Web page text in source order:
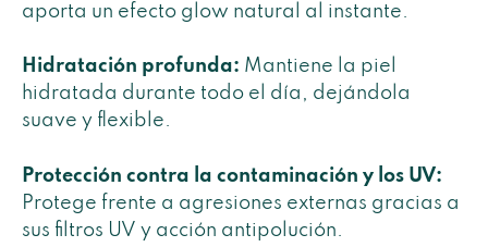
aporta un efecto glow natural al instante.
Hidratación profunda: Mantiene la piel
hidratada durante todo el día, dejándola
suave y flexible.
Protección contra la contaminación y los UV:
Protege frente a agresiones externas gracias a
sus filtros UV y acción antipolución.